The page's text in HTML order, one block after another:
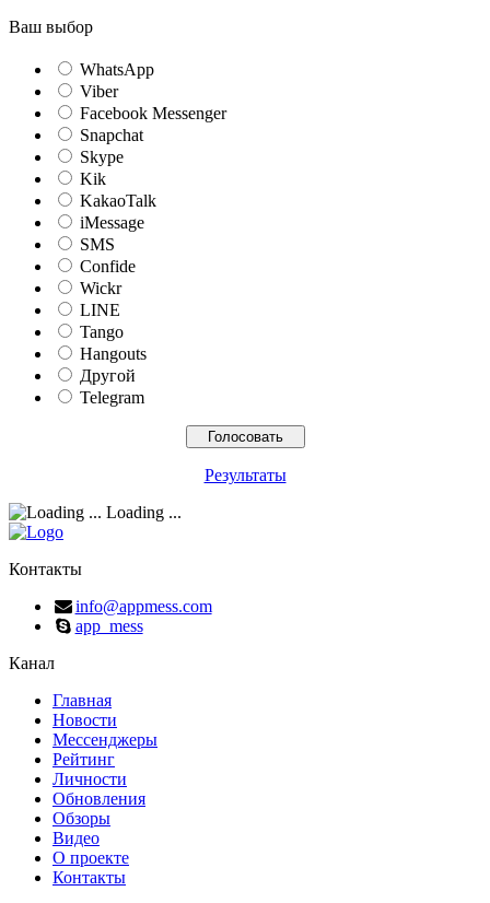
Ваш выбор
WhatsApp
Viber
Facebook Messenger
Snapchat
Skype
Kik
KakaoTalk
iMessage
SMS
Confide
Wickr
LINE
Tango
Hangouts
Другой
Telegram
Результаты
Loading ...
Контакты
info@appmess.com
app_mess
Канал
Главная
Новости
Мессенджеры
Рейтинг
Личности
Обновления
Обзоры
Видео
О проекте
Контакты